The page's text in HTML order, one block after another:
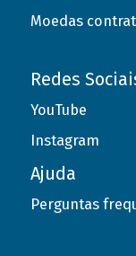
Moedas
Redes
YouTube
Instagram
Ajuda
Perguntas